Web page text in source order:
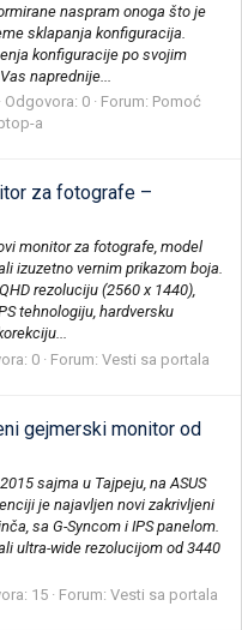
naspram onoga što je
sklapanja konfiguracija.
konfiguracije po svojim
naprednije...
Odgovora: 0 Forum: Pomoć
a
za fotografe –
monitor za fotografe, model
izuzetno vernim prikazom boja.
rezoluciju (2560 x 1440),
tehnologiju, hardversku
0 Forum: Vesti sa portala
gejmerski monitor od
sajma u Tajpeju, na ASUS
je najavljen novi zakrivljeni
sa G-Syncom i IPS panelom.
ultra-wide rezolucijom od 3440
15 Forum: Vesti sa portala